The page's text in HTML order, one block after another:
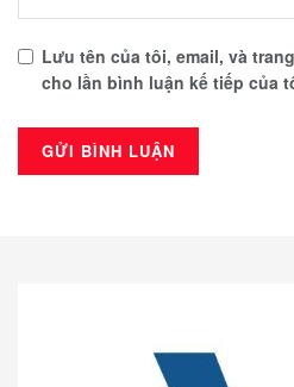
Lưu tên của tôi, email, và
cho lần bình luận kế tiếp của